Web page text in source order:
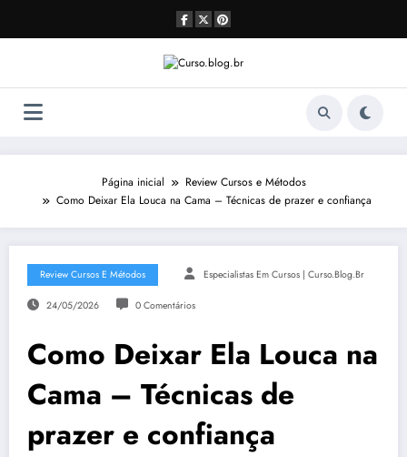
o
Página inicial
Review Cursos e Métodos
Como Deixar Ela Louca na Cama – Técnicas de prazer e confiança
Review Cursos E Métodos Especialistas Em Cursos | Curso.blog.br
24/05/2026 0 Comentários
Como Deixar Ela Louca na
Cama – Técnicas de
prazer e confiança